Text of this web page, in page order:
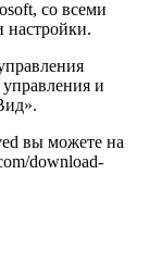
со всеми
и
вы можете на
download-